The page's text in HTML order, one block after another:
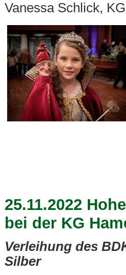
Vanessa Schlick,
25.11.2022
bei der KG
Verleihung des
Silber